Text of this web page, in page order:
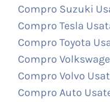
Compro Suzuki
Compro Tesla
Compro Toyota
Compro
Compro Volvo
Compro Auto